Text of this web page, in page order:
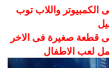
الكمبيوتر واللاب توب
قطعة صغيرة فى الاخر
لعب الاطفال